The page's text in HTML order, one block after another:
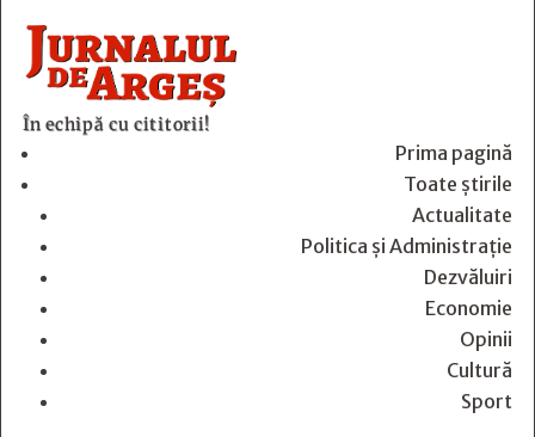
În echipă cu cititorii!
Prima pagină
Toate știrile
Actualitate
Politica și Administrație
Dezvăluiri
Economie
Opinii
Cultură
Sport